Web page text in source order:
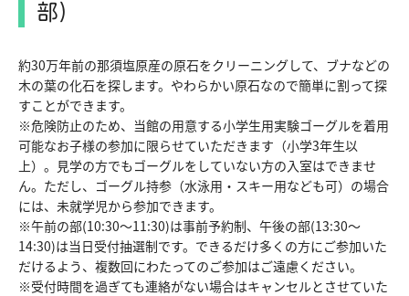
賛助会員
収蔵資料検索
刊行物
団体申込
アクセス
Japanese English
部）
約30万年前の那須塩原産の原石をクリーニングして、ブナなどの
木の葉の化石を探します。やわらかい原石なので簡単に割って探
すことができます。
※危険防止のため、当館の用意する小学生用実験ゴーグルを着用
可能なお子様の参加に限らせていただきます（小学3年生以
上）。見学の方でもゴーグルをしていない方の入室はできませ
ん。ただし、ゴーグル持参（水泳用・スキー用なども可）の場合
には、未就学児から参加できます。
※午前の部(10:30～11:30)は事前予約制、午後の部(13:30～
14:30)は当日受付抽選制です。できるだけ多くの方にご参加いた
だけるよう、複数回にわたってのご参加はご遠慮ください。
※受付時間を過ぎても連絡がない場合はキャンセルとさせていた